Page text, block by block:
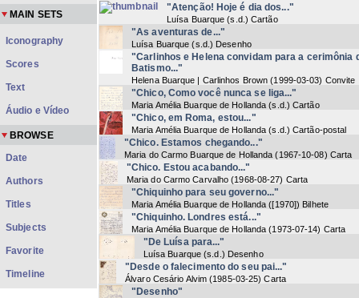
"Atenção! Hoje é dia dos..."
Luísa Buarque (s.d. ) Cartão
"As aventuras de..."
Luísa Buarque (s.d. ) Desenho
"Carlinhos e Helena convidam para a cerimônia
Batismo..."
Helena Buarque | Carlinhos Brown (1999-03-03) Convite
"Chico, Como você nunca se liga..."
Maria Amélia Buarque de Hollanda (s.d. ) Cartão
"Chico, em Roma, estou..."
Maria Amélia Buarque de Hollanda (s.d. ) Cartão-postal
"Chico. Estamos chegando..."
Maria do Carmo Buarque de Hollanda (1967-10-08) Carta
"Chico. Estou acabando..."
Maria do Carmo Carvalho (1968-08-27) Carta
"Chiquinho para seu governo..."
Maria Amélia Buarque de Hollanda ([1970]) Bilhete
"Chiquinho. Londres está..."
Maria Amélia Buarque de Hollanda (1973-07-14) Carta
"De Luísa para..."
Luísa Buarque (s.d. ) Desenho
"Desde o falecimento do seu pai..."
Álvaro Cesário Alvim (1985-03-25) Carta
"Desenho"
MAIN SETS
Iconography
Scores
Text
Áudio e Vídeo
BROWSE
Date
Authors
Titles
Subjects
Favorite
Timeline